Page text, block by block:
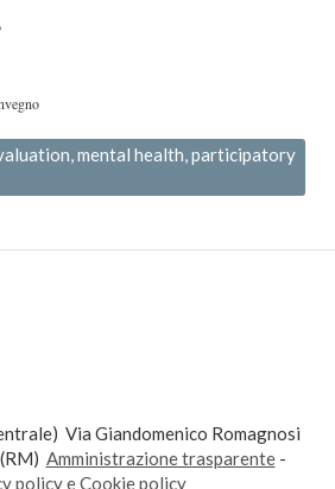
mental health, participatory
Via Giandomenico Romagnosi
Amministrazione trasparente-
policy e Cookie policy